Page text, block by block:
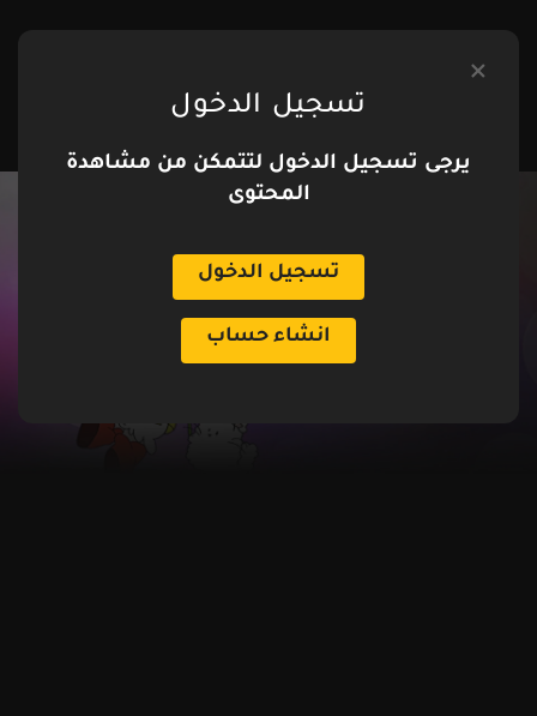
تسجيل الدخول
يرجى تسجيل الدخول لتتمكن من مشاهدة
المحتوى
تسجيل الدخول
انشاء حساب